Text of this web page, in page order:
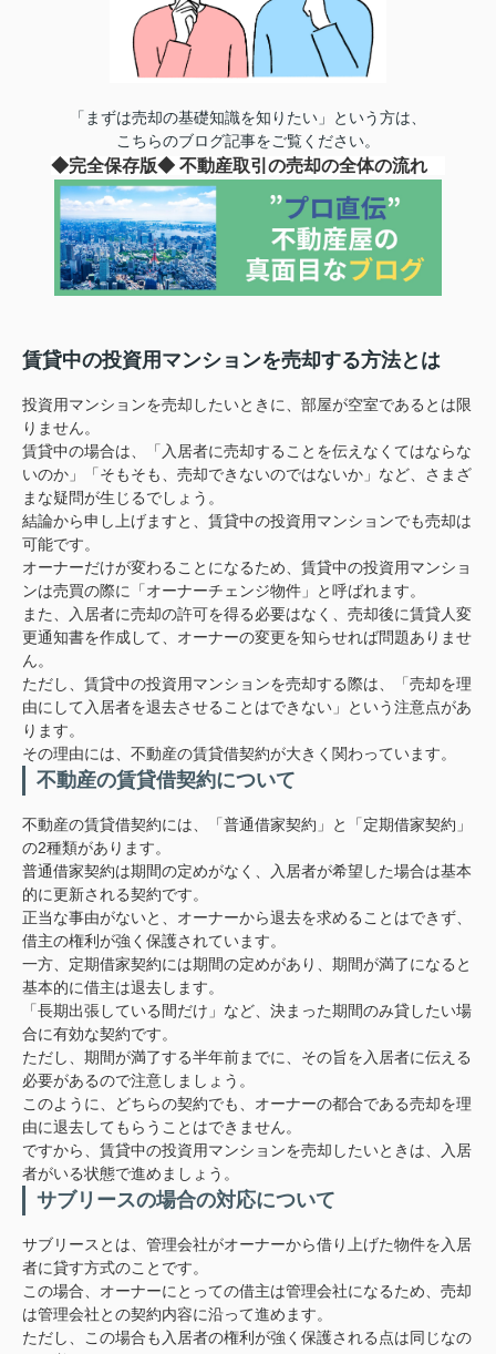
「まずは売却の基礎知識を知りたい」という方は、
こちらのブログ記事をご覧ください。
◆完全保存版◆ 不動産取引の売却の全体の流れ
賃貸中の投資用マンションを売却する方法とは
投資用マンションを売却したいときに、部屋が空室であるとは限
りません。
賃貸中の場合は、「入居者に売却することを伝えなくてはならな
いのか」「そもそも、売却できないのではないか」など、さまざ
まな疑問が生じるでしょう。
結論から申し上げますと、賃貸中の投資用マンションでも売却は
可能です。
オーナーだけが変わることになるため、賃貸中の投資用マンショ
ンは売買の際に「オーナーチェンジ物件」と呼ばれます。
また、入居者に売却の許可を得る必要はなく、売却後に賃貸人変
更通知書を作成して、オーナーの変更を知らせれば問題ありませ
ん。
ただし、賃貸中の投資用マンションを売却する際は、「売却を理
由にして入居者を退去させることはできない」という注意点があ
ります。
その理由には、不動産の賃貸借契約が大きく関わっています。
不動産の賃貸借契約について
不動産の賃貸借契約には、「普通借家契約」と「定期借家契約」
の2種類があります。
普通借家契約は期間の定めがなく、入居者が希望した場合は基本
的に更新される契約です。
正当な事由がないと、オーナーから退去を求めることはできず、
借主の権利が強く保護されています。
一方、定期借家契約には期間の定めがあり、期間が満了になると
基本的に借主は退去します。
「長期出張している間だけ」など、決まった期間のみ貸したい場
合に有効な契約です。
ただし、期間が満了する半年前までに、その旨を入居者に伝える
必要があるので注意しましょう。
このように、どちらの契約でも、オーナーの都合である売却を理
由に退去してもらうことはできません。
ですから、賃貸中の投資用マンションを売却したいときは、入居
者がいる状態で進めましょう。
サブリースの場合の対応について
サブリースとは、管理会社がオーナーから借り上げた物件を入居
者に貸す方式のことです。
この場合、オーナーにとっての借主は管理会社になるため、売却
は管理会社との契約内容に沿って進めます。
ただし、この場合も入居者の権利が強く保護される点は同じなの